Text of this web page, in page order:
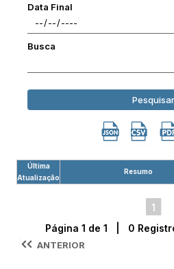
Data Final
Busca
Pesquisar
Última
Atualização
Resumo
1
ANTERIOR
Página 1 de 1 | 0